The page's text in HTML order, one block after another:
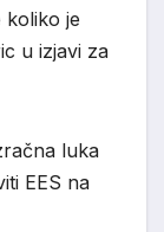
koliko je
u izjavi za
luka
EES na